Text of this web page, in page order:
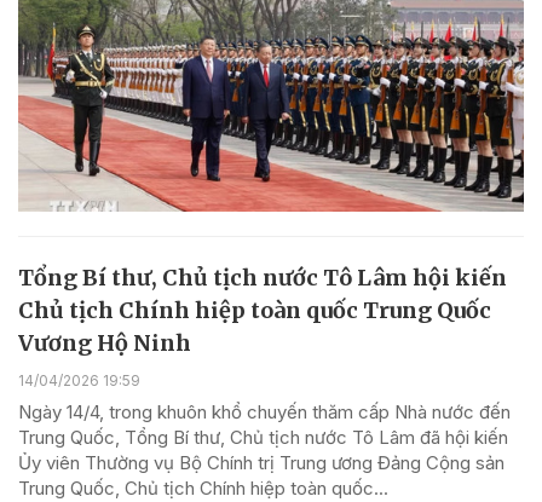
Tổng Bí thư, Chủ tịch nước Tô Lâm hội kiến
Chủ tịch Chính hiệp toàn quốc Trung Quốc
Vương Hộ Ninh
14/04/2026 19:59
Ngày 14/4, trong khuôn khổ chuyến thăm cấp Nhà nước đến
Trung Quốc, Tổng Bí thư, Chủ tịch nước Tô Lâm đã hội kiến
Ủy viên Thường vụ Bộ Chính trị Trung ương Đảng Cộng sản
Trung Quốc, Chủ tịch Chính hiệp toàn quốc...